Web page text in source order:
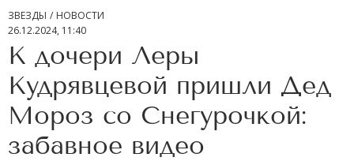
ЗВЕЗДЫ
НОВОСТИ
26.12.2024, 11:40
К дочери Леры
Кудрявцевой пришли Дед
Мороз со Снегурочкой:
забавное видео